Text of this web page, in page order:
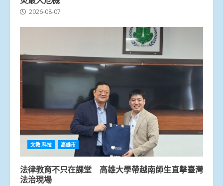
2026-08-07
文教.科技 高雄市
法律教育不只在課堂 高雄大學帶越南師生直擊臺灣
法治現場